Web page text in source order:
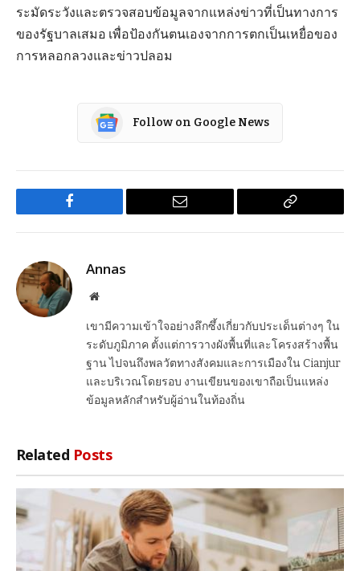
ระมัดระวังและตรวจสอบข้อมูลจากแหล่งข่าวที่เป็นทางการ
ของรัฐบาลเสมอ เพื่อป้องกันตนเองจากการตกเป็นเหยื่อของ
การหลอกลวงและข่าวปลอม
Follow on Google News
Facebook Email
Copy
Annas
Website
เขามีความเข้าใจอย่างลึกซึ้งเกี่ยวกับประเด็นต่างๆ ใน
ระดับภูมิภาค ตั้งแต่การวางผังพื้นที่และโครงสร้างพื้น
ฐาน ไปจนถึงพลวัตทางสังคมและการเมืองใน Cianjur
และบริเวณโดยรอบ งานเขียนของเขาถือเป็นแหล่ง
ข้อมูลหลักสำหรับผู้อ่านในท้องถิ่น
Related Posts